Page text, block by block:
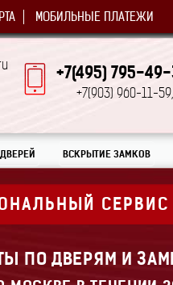
МОБИЛЬНЫЕ ПЛАТЕЖИ
+7(495) 795-
+7(903) 960-11-59,
ВСКРЫТИЕ ЗАМКОВ
ПО ДВЕРЯМ И